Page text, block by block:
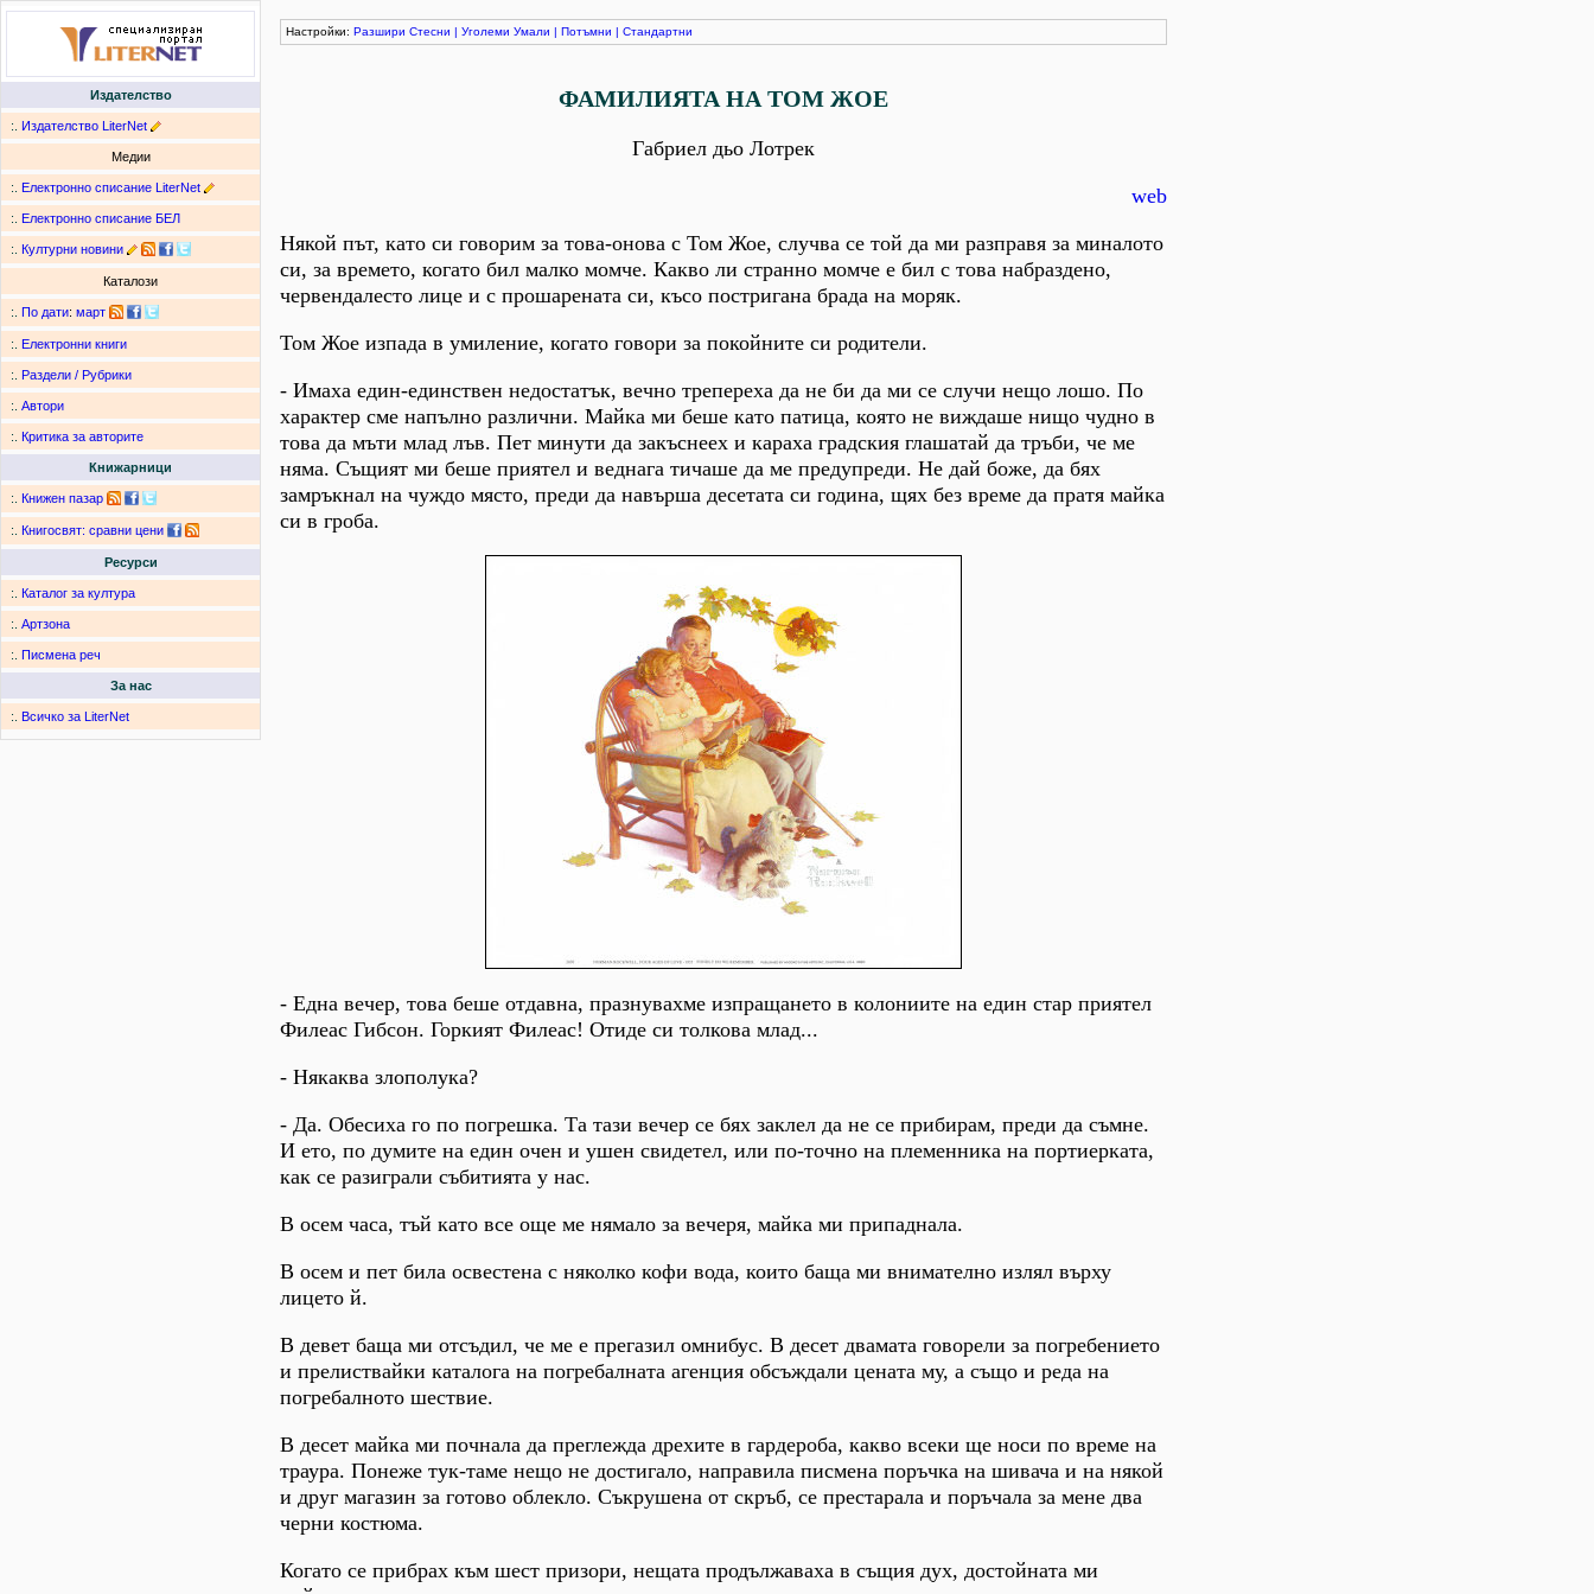
Издателство
:. Издателство LiterNet
Медии
:. Електронно списание LiterNet
:. Електронно списание БЕЛ
:. Културни новини
Каталози
:. По дати: март
:. Електронни книги
:. Раздели / Рубрики
:. Автори
:. Критика за авторите
Книжарници
:. Книжен пазар
:. Книгосвят: сравни цени
Ресурси
:. Каталог за култура
:. Артзона
:. Писмена реч
За нас
:. Всичко за LiterNet
Настройки: Разшири Стесни | Уголеми Умали | Потъмни | Стандартни
ФАМИЛИЯТА НА ТОМ ЖОЕ
Габриел дьо Лотрек
web
Някой път, като си говорим за това-онова с Том Жое, случва се той да ми разправя за миналото
си, за времето, когато бил малко момче. Какво ли странно момче е бил с това набраздено,
червендалесто лице и с прошарената си, късо постригана брада на моряк.
Том Жое изпада в умиление, когато говори за покойните си родители.
- Имаха един-единствен недостатък, вечно трепереха да не би да ми се случи нещо лошо. По
характер сме напълно различни. Майка ми беше като патица, която не виждаше нищо чудно в
това да мъти млад лъв. Пет минути да закъснеех и караха градския глашатай да тръби, че ме
няма. Същият ми беше приятел и веднага тичаше да ме предупреди. Не дай боже, да бях
замръкнал на чуждо място, преди да навърша десетата си година, щях без време да пратя майка
си в гроба.
- Една вечер, това беше отдавна, празнувахме изпращането в колониите на един стар приятел
Филеас Гибсон. Горкият Филеас! Отиде си толкова млад...
- Някаква злополука?
- Да. Обесиха го по погрешка. Та тази вечер се бях заклел да не се прибирам, преди да съмне.
И ето, по думите на един очен и ушен свидетел, или по-точно на племенника на портиерката,
как се разиграли събитията у нас.
В осем часа, тъй като все още ме нямало за вечеря, майка ми припаднала.
В осем и пет била освестена с няколко кофи вода, които баща ми внимателно излял върху
лицето й.
В девет баща ми отсъдил, че ме е прегазил омнибус. В десет двамата говорели за погребението
и прелиствайки каталога на погребалната агенция обсъждали цената му, а също и реда на
погребалното шествие.
В десет майка ми почнала да преглежда дрехите в гардероба, какво всеки ще носи по време на
траура. Понеже тук-таме нещо не достигало, направила писмена поръчка на шивача и на някой
и друг магазин за готово облекло. Съкрушена от скръб, се престарала и поръчала за мене два
черни костюма.
Когато се прибрах към шест призори, нещата продължаваха в същия дух, достойната ми